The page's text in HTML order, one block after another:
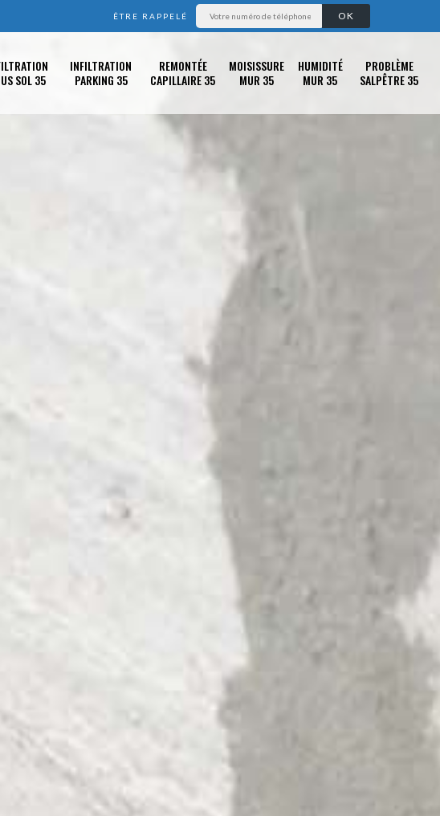
ÊTRE RAPPELÉ
SOL 35
INFILTRATION
PARKING 35
REMONTÉE
CAPILLAIRE 35
MOISISSURE
MUR 35
HUMIDITÉ
MUR 35
PROBLÈME
SALPÊTRE 35